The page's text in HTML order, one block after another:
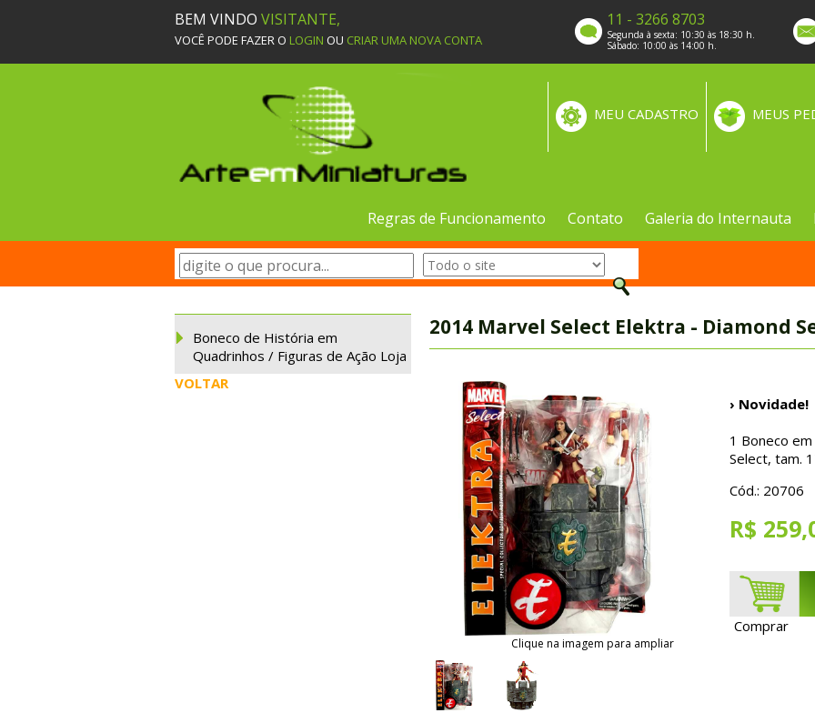
BEM VINDO VISITANTE,
VOCÊ PODE FAZER O LOGIN OU CRIAR UMA NOVA CONTA
11 - 3266 8703
Segunda à sexta: 10:30 às 18:30 h.
Sábado: 10:00 às 14:00 h.
MEUS
MEU CADASTRO
Regras de Funcionamento Contato Galeria do Internauta
Boneco de História em
Quadrinhos / Figuras de Ação Loja
VOLTAR
2014 Marvel Select Elektra - Diamond
Clique na imagem para ampliar
› Novidade!
1 Boneco em
Select, tam.
Cód.: 20706
R$
Comprar